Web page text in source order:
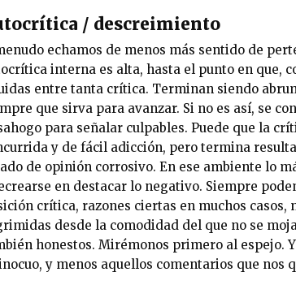
/ descreimiento
echamos de menos más sentido de
interna es alta, hasta el punto en que,
entre tanta crítica. Terminan siendo
que sirva para avanzar. Si no es así, se
para señalar culpables. Puede que la
y de fácil adicción, pero termina
de opinión corrosivo. En ese ambiente lo
en destacar lo negativo. Siempre
crítica, razones ciertas en muchos casos,
desde la comodidad del que no se
honestos. Mirémonos primero al espejo.
y menos aquellos comentarios que nos